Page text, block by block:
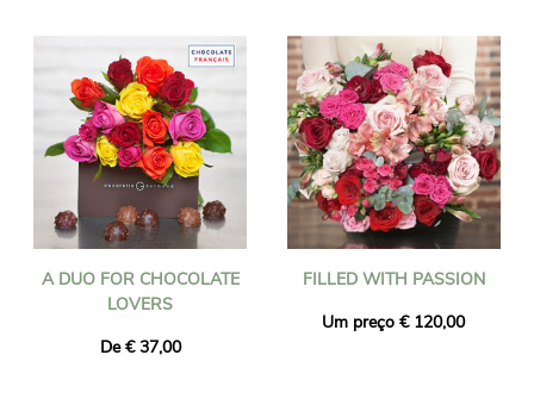
A DUO FOR CHOCOLATE
LOVERS
De € 37,00
FILLED WITH PASSION
Um preço € 120,00